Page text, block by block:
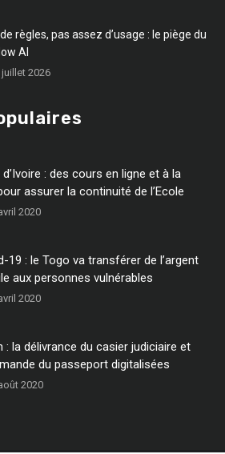
règles, pas assez d’usage : le piège du
AI
juillet 2026
: des cours en ligne et à la
assurer la continuité de l’Ecole
2020
19 : le Togo va transférer de l’argent
aux personnes vulnérables
2020
: la délivrance du casier judiciaire et
du passeport digitalisées
2020